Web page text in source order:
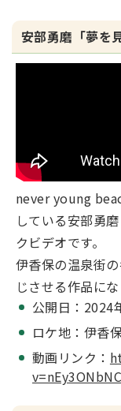
安部勇磨「夢を
never young
している安部勇
クビデオです。
伊香保の温泉街
じさせる作品にな
公開日：2024
ロケ地：伊香
動画リンク：